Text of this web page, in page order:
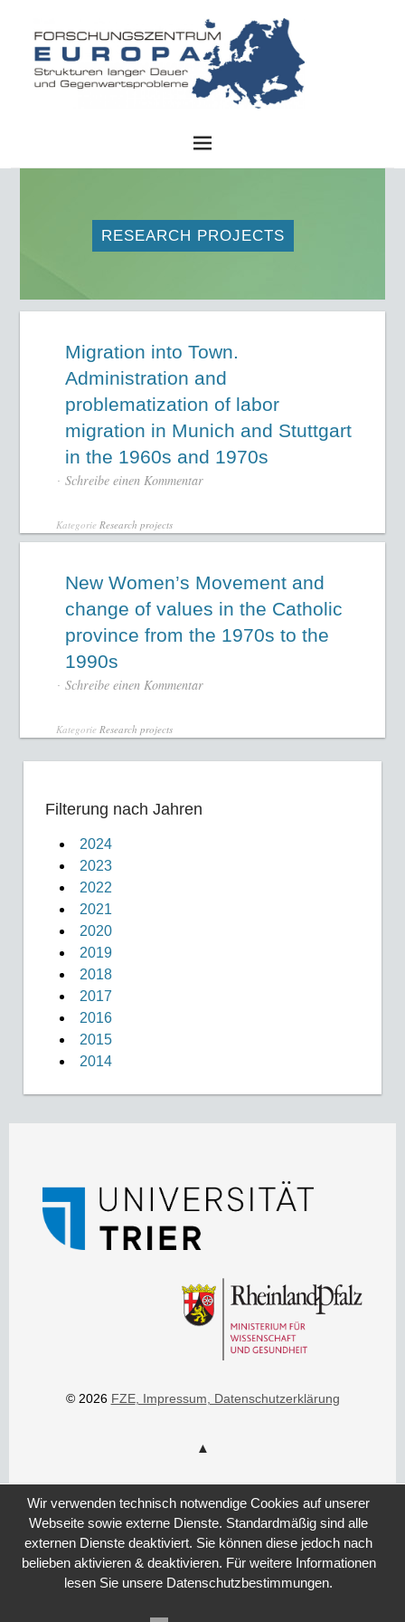
RESEARCH PROJECTS
Migration into Town.
Administration and
problematization of labor
migration in Munich and Stuttgart
in the 1960s and 1970s
Schreibe einen Kommentar
Kategorie Research projects
New Women’s Movement and
change of values in the Catholic
province from the 1970s to the
1990s
Schreibe einen Kommentar
Kategorie Research projects
Filterung nach Jahren
2024
2023
2022
2021
2020
2019
2018
2017
2016
2015
2014
© 2026 FZE, Impressum , Datenschutzerklärung
Wir verwenden technisch notwendige Cookies auf unserer
Webseite sowie externe Dienste. Standardmäßig sind alle
externen Dienste deaktiviert. Sie können diese jedoch nach
belieben aktivieren & deaktivieren. Für weitere Informationen
lesen Sie unsere Datenschutzbestimmungen.